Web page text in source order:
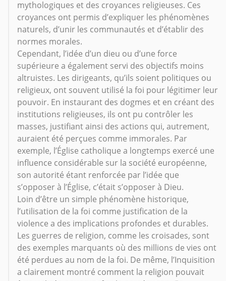
mythologiques et des croyances religieuses. Ces
croyances ont permis d’expliquer les phénomènes
naturels, d’unir les communautés et d’établir des
normes morales.
Cependant, l’idée d’un dieu ou d’une force
supérieure a également servi des objectifs moins
altruistes. Les dirigeants, qu’ils soient politiques ou
religieux, ont souvent utilisé la foi pour légitimer leur
pouvoir. En instaurant des dogmes et en créant des
institutions religieuses, ils ont pu contrôler les
masses, justifiant ainsi des actions qui, autrement,
auraient été perçues comme immorales. Par
exemple, l’Église catholique a longtemps exercé une
influence considérable sur la société européenne,
son autorité étant renforcée par l’idée que
s’opposer à l’Église, c’était s’opposer à Dieu.
Loin d’être un simple phénomène historique,
l’utilisation de la foi comme justification de la
violence a des implications profondes et durables.
Les guerres de religion, comme les croisades, sont
des exemples marquants où des millions de vies ont
été perdues au nom de la foi. De même, l’Inquisition
a clairement montré comment la religion pouvait